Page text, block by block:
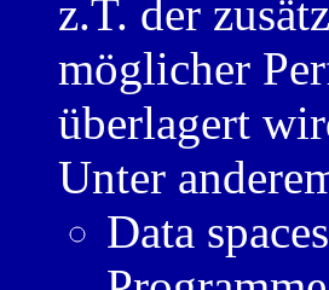
z.T. der
möglicher
überlagert
Unter
Data